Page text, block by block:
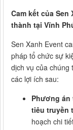
Cam kết của
thành tại Vĩnh
Sen Xanh Event
pháp tổ chức sự
dịch vụ của chúng
các lợi ích sau:
Phương
tiêu truyền
hoạch chi